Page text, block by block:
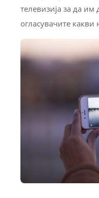
телевизија за да
огласувачите какви